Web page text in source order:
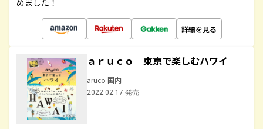
めました！
詳細を見る
ａｒｕｃｏ 東京で楽しむハワイ
aruco 国内
2022.02.17 発売